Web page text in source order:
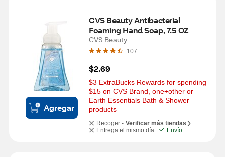
Agregar
CVS Beauty Antibacterial
Foaming Hand Soap, 7.5 OZ
CVS Beauty
107
$2.69
$3 ExtraBucks Rewards for spending
$15 on CVS Brand, one+other or
Earth Essentials Bath & Shower
products
Recoger - Verificar más tiendas
Entrega el mismo día
Envío